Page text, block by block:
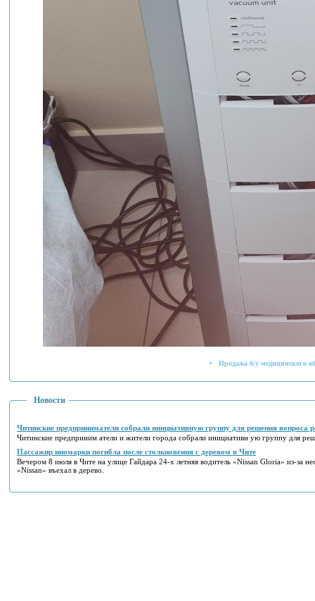
Продажа б/у медицинского
Новости
Читинские предприниматели собрали инициативную группу для решения вопроса
Читинские предприним атели и жители города собрали инициативн ую группу для
Пассажир иномарки погибла после столкновения с деревом в Чите
Вечером 8 июля в Чите на улице Гайдара 24-х летняя водитель «Nissan Gloria» из-за
«Nissan» въехал в дерево.